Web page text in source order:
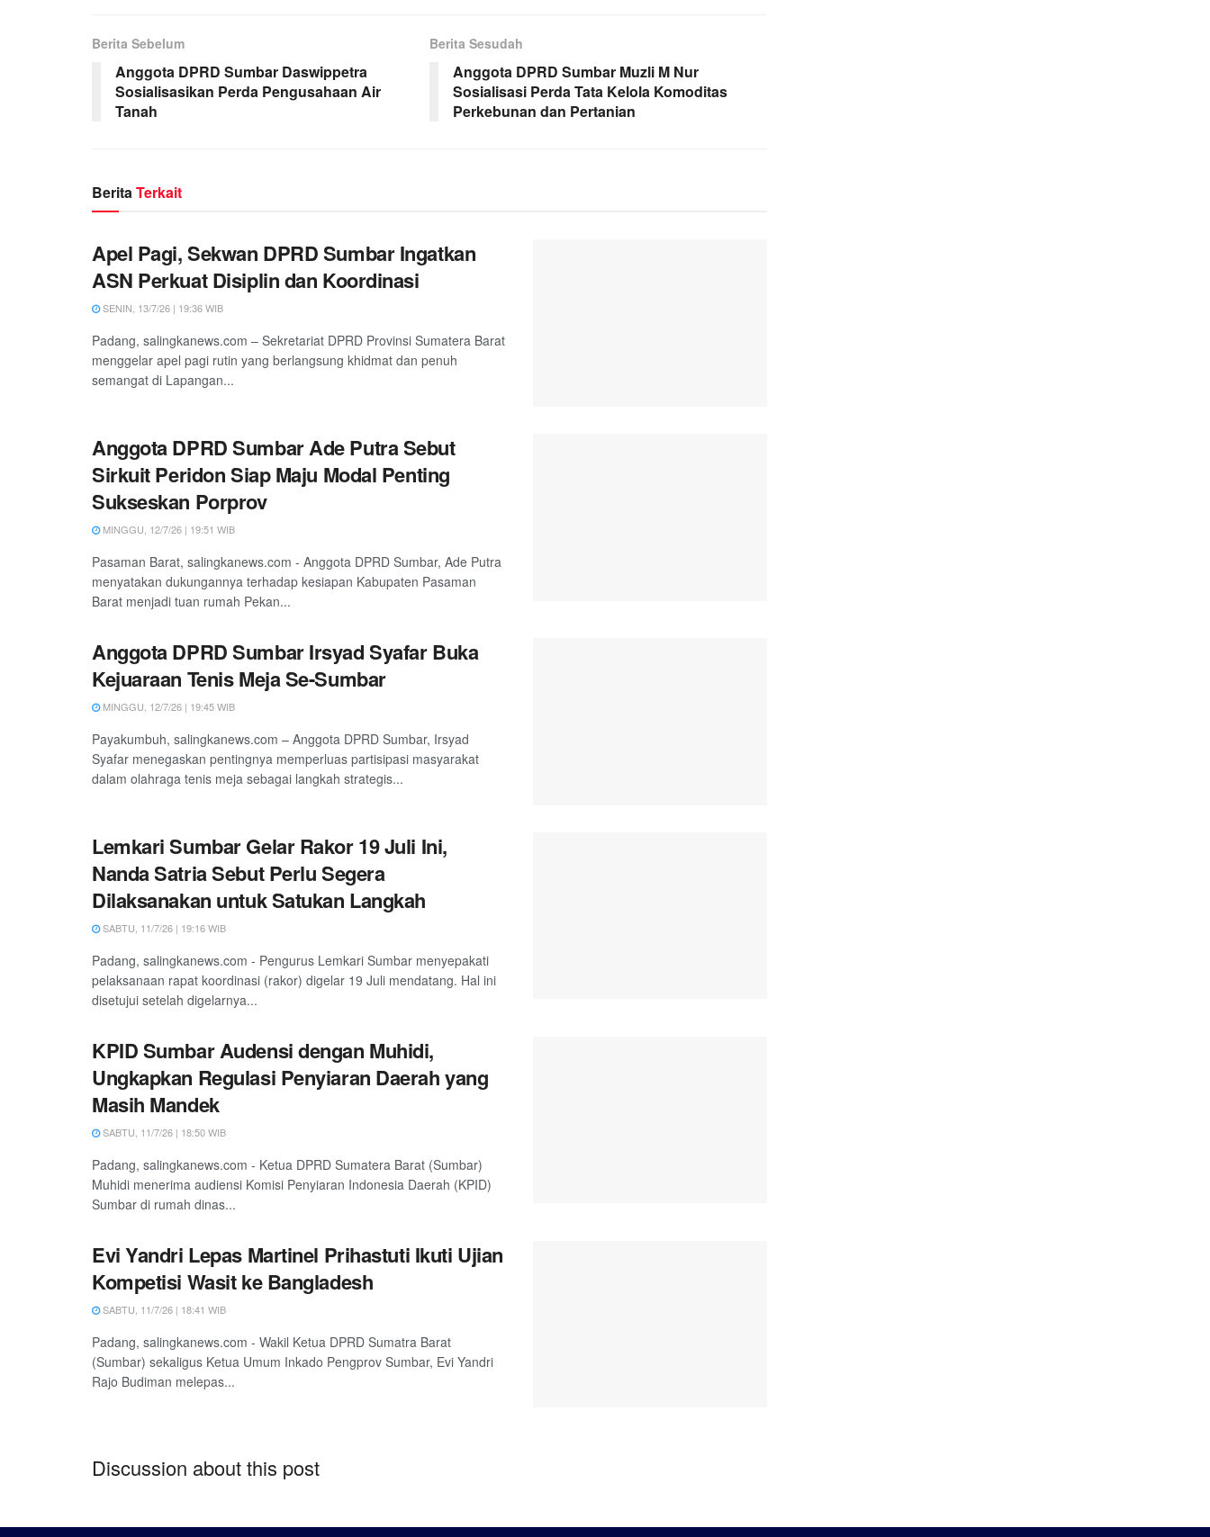
Berita Sebelum
Anggota DPRD Sumbar Daswippetra
Sosialisasikan Perda Pengusahaan Air
Tanah
Berita Sesudah
Anggota DPRD Sumbar Muzli M Nur
Sosialisasi Perda Tata Kelola Komoditas
Perkebunan dan Pertanian
BeritaTerkait
Apel Pagi, Sekwan DPRD Sumbar Ingatkan
ASN Perkuat Disiplin dan Koordinasi
SENIN, 13/7/26 | 19:36 WIB
Padang, salingkanews.com – Sekretariat DPRD Provinsi Sumatera Barat
menggelar apel pagi rutin yang berlangsung khidmat dan penuh
semangat di Lapangan...
Anggota DPRD Sumbar Ade Putra Sebut
Sirkuit Peridon Siap Maju Modal Penting
Sukseskan Porprov
MINGGU, 12/7/26 | 19:51 WIB
Pasaman Barat, salingkanews.com - Anggota DPRD Sumbar, Ade Putra
menyatakan dukungannya terhadap kesiapan Kabupaten Pasaman
Barat menjadi tuan rumah Pekan...
Anggota DPRD Sumbar Irsyad Syafar Buka
Kejuaraan Tenis Meja Se-Sumbar
MINGGU, 12/7/26 | 19:45 WIB
Payakumbuh, salingkanews.com – Anggota DPRD Sumbar, Irsyad
Syafar menegaskan pentingnya memperluas partisipasi masyarakat
dalam olahraga tenis meja sebagai langkah strategis...
Lemkari Sumbar Gelar Rakor 19 Juli Ini,
Nanda Satria Sebut Perlu Segera
Dilaksanakan untuk Satukan Langkah
SABTU, 11/7/26 | 19:16 WIB
Padang, salingkanews.com - Pengurus Lemkari Sumbar menyepakati
pelaksanaan rapat koordinasi (rakor) digelar 19 Juli mendatang. Hal ini
disetujui setelah digelarnya...
KPID Sumbar Audensi dengan Muhidi,
Ungkapkan Regulasi Penyiaran Daerah yang
Masih Mandek
SABTU, 11/7/26 | 18:50 WIB
Padang, salingkanews.com - Ketua DPRD Sumatera Barat (Sumbar)
Muhidi menerima audiensi Komisi Penyiaran Indonesia Daerah (KPID)
Sumbar di rumah dinas...
Evi Yandri Lepas Martinel Prihastuti Ikuti Ujian
Kompetisi Wasit ke Bangladesh
SABTU, 11/7/26 | 18:41 WIB
Padang, salingkanews.com - Wakil Ketua DPRD Sumatra Barat
(Sumbar) sekaligus Ketua Umum Inkado Pengprov Sumbar, Evi Yandri
Rajo Budiman melepas...
Discussion about this post